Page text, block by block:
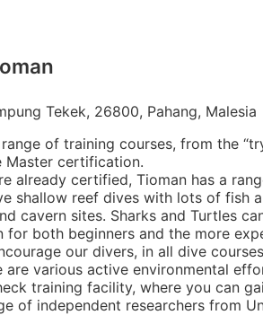
Tekek, 26800, Pahang, Malesia
of training courses, from the
Master certification.
already certified, Tioman has a
shallow reef dives with lots of fish
cavern sites. Sharks and Turtles
for both beginners and the more
our divers, in all dive
various active environmental
training facility, where you can
of independent researchers from